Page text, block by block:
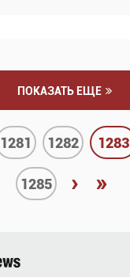
ПОКАЗАТЬ ЕЩЕ
1281 1282 1283
1285 › »